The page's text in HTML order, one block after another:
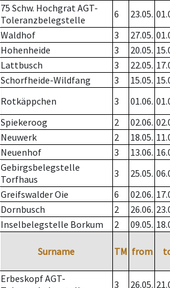
75 Schw. Hochgrat AGT-
Toleranzbelegstelle
6 23.05.
Waldhof 3 27.05.
Hohenheide 3 20.05.
Lattbusch 3 22.05.
Schorfheide-Wildfang 3 15.05.
Rotkäppchen 3 01.06.
Spiekeroog 2 02.06.
Neuwerk 2 18.05.
Neuenhof 3 13.06.
Gebirgsbelegstelle
Torfhaus
3 25.05.
Greifswalder Oie 6 02.06.
Dornbusch 2 26.06.
Inselbelegstelle Borkum 2 09.05.
Surname TM from
Erbeskopf AGT-
3 26.05.